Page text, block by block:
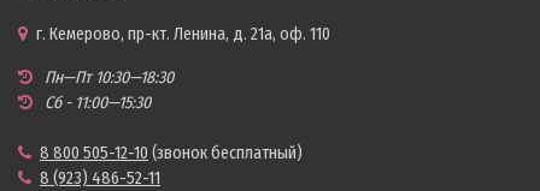
г. Кемерово, пр-кт. Ленина, д. 21а, оф. 110
Пн—Пт 10:30—18:30
Сб - 11:00—15:30
8 800 505-12-10 (звонок бесплатный)
8 (923) 486-52-11